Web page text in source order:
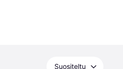
Suositeltu